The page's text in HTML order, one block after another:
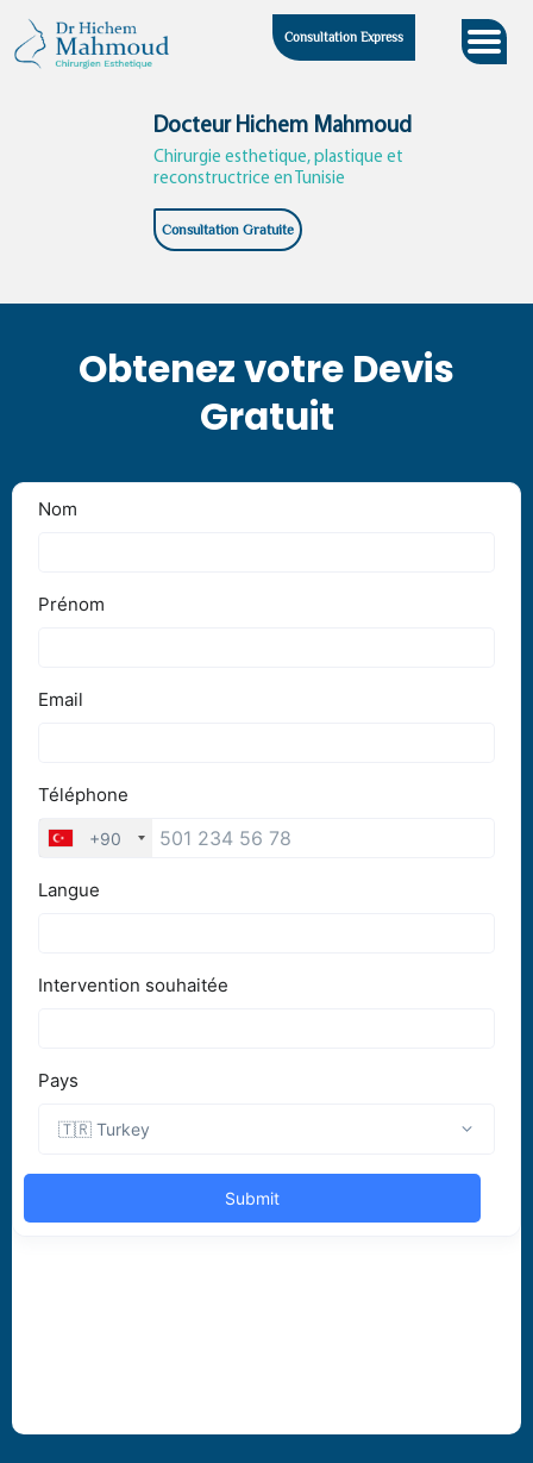
content
Consultation Express
Docteur Hichem Mahmoud
Chirurgie esthetique, plastique et
reconstructrice en Tunisie
Consultation Gratuite
Obtenez votre Devis
Gratuit